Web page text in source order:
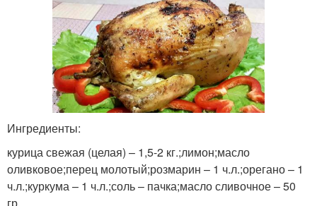
Ингредиенты:
курица свежая (целая) – 1,5-2 кг.;лимон;масло
оливковое;перец молотый;розмарин – 1 ч.л.;орегано – 1
ч.л.;куркума – 1 ч.л.;соль – пачка;масло сливочное – 50
гр.